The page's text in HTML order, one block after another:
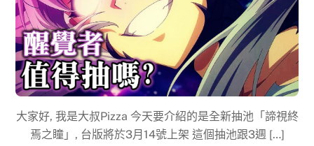
大家好, 我是大叔Pizza 今天要介紹的是全新抽池「諦視終
焉之瞳」, 台版將於3月14號上架 這個抽池跟3週 […]